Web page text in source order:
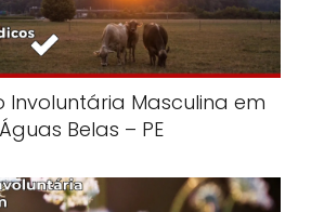
Involuntária Masculina em
Águas Belas – PE